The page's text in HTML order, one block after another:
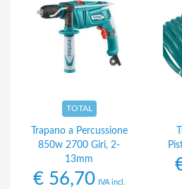
TOTAL
Trapano a Percussione
850w 2700 Giri, 2-
13mm
€56,70 IVA incl.